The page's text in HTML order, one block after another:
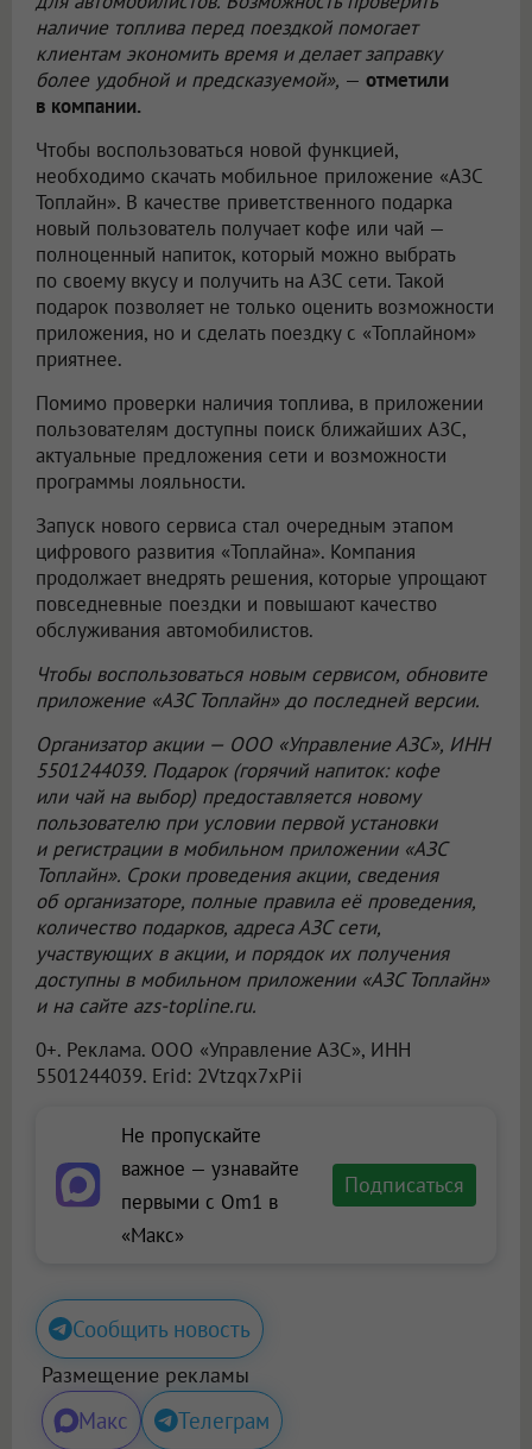
наличие топлива перед поездкой помогает
клиентам экономить время и делает заправку
более удобной и предсказуемой», — отметили
в компании.
Чтобы воспользоваться новой функцией,
необходимо скачать мобильное приложение «АЗС
Топлайн». В качестве приветственного подарка
новый пользователь получает кофе или чай —
полноценный напиток, который можно выбрать
по своему вкусу и получить на АЗС сети. Такой
подарок позволяет не только оценить возможности
приложения, но и сделать поездку с «Топлайном»
приятнее.
Помимо проверки наличия топлива, в приложении
пользователям доступны поиск ближайших АЗС,
актуальные предложения сети и возможности
программы лояльности.
Запуск нового сервиса стал очередным этапом
цифрового развития «Топлайна». Компания
продолжает внедрять решения, которые упрощают
повседневные поездки и повышают качество
обслуживания автомобилистов.
Чтобы воспользоваться новым сервисом, обновите
приложение «АЗС Топлайн» до последней версии.
Организатор акции — ООО «Управление АЗС», ИНН
5501244039. Подарок (горячий напиток: кофе
или чай на выбор) предоставляется новому
пользователю при условии первой установки
и регистрации в мобильном приложении «АЗС
Топлайн». Сроки проведения акции, сведения
об организаторе, полные правила её проведения,
количество подарков, адреса АЗС сети,
участвующих в акции, и порядок их получения
доступны в мобильном приложении «АЗС Топлайн»
и на сайте azs-topline.ru.
0+. Реклама. ООО «Управление АЗС», ИНН
5501244039. Erid: 2Vtzqx7xPii
Не пропускайте
важное — узнавайте
первыми с Om1 в
«Макс»
Подписаться
Сообщить новость
Размещение рекламы
Макс Телеграм